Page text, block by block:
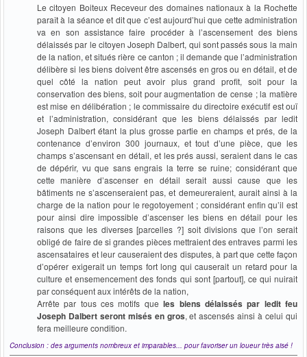
Le citoyen Boiteux Receveur des domaines nationaux à la Rochette
paraît à la séance et dit que c’est aujourd’hui que cette administration
va en son assistance faire procéder à l’ascensement des biens
délaissés par le citoyen Joseph Dalbert, qui sont passés sous la main
de la nation, et situés rière ce canton ; il demande que l’administration
délibère si les biens doivent être ascensés en gros ou en détail, et de
quel côté la nation peut avoir plus grand profit, soit pour la
conservation des biens, soit pour augmentation de cense ; la matière
est mise en délibération ; le commissaire du directoire exécutif est ouï
et l’administration, considérant que les biens délaissés par ledit
Joseph Dalbert étant la plus grosse partie en champs et prés, de la
contenance d’environ 300 journaux, et tout d’une pièce, que les
champs s’ascensant en détail, et les prés aussi, seraient dans le cas
de dépérir, vu que sans engrais la terre se ruine; considérant que
cette manière d’ascenser en détail serait aussi cause que les
bâtiments ne s’ascenseraient pas, et demeureraient, aurait ainsi à la
charge de la nation pour le regotoyement ; considérant enfin qu’il est
pour ainsi dire impossible d’ascenser les biens en détail pour les
raisons que les diverses [parcelles ?] soit divisions que l’on serait
obligé de faire de si grandes pièces mettraient des entraves parmi les
ascensataires et leur causeraient des disputes, à part que cette façon
d’opérer exigerait un temps fort long qui causerait un retard pour la
culture et ensemencement des fonds qui sont [partout], ce qui nuirait
par conséquent aux intérêts de la nation,
Arrête par tous ces motifs queles biens délaissés par ledit feu
Joseph Dalbert seront misés en gros, et ascensés ainsi à celui qui
fera meilleure condition.
Conclusion : des arguments nombreux et imparables... pour favoriser un loueur très aisé !